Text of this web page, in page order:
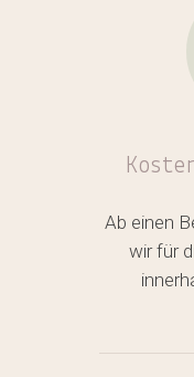
Ab einen
wir für